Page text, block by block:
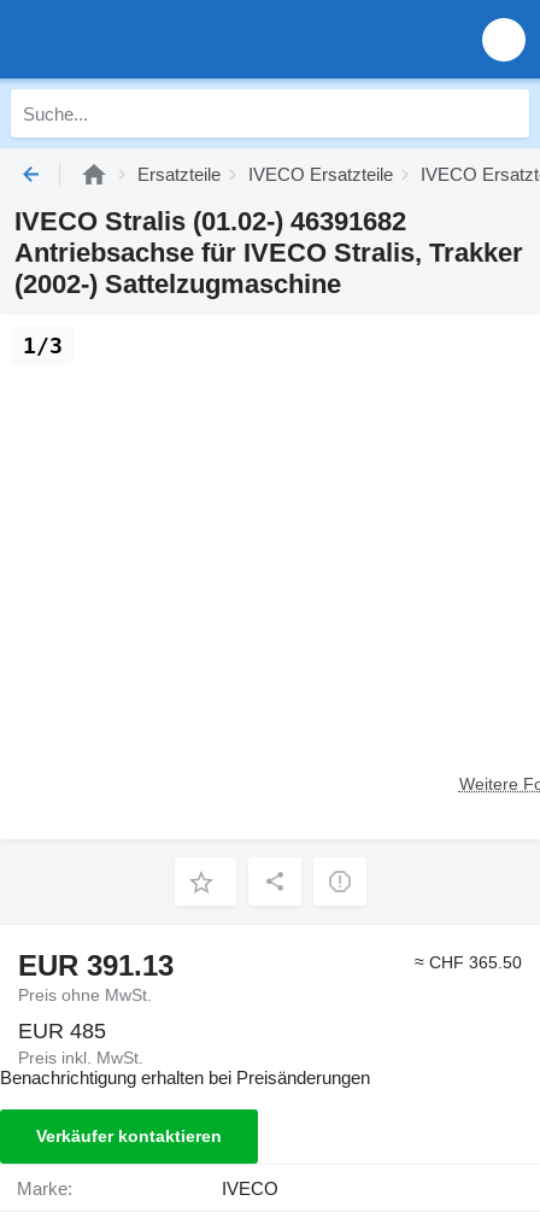
Ersatzteile IVECO Ersatzteile IVECO
IVECO Stralis (01.02-) 46391682
Antriebsachse für IVECO Stralis, Trakker
(2002-) Sattelzugmaschine
Weitere
1/3
EUR 391.13
Preis ohne MwSt.
≈ CHF 365.50
EUR 485
Preis inkl. MwSt.
Benachrichtigung erhalten bei Preisänderungen
Verkäufer kontaktieren
Marke: IVECO